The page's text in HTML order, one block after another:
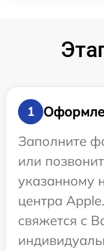
1
Заполните
или
указанному
центра
свяжется с